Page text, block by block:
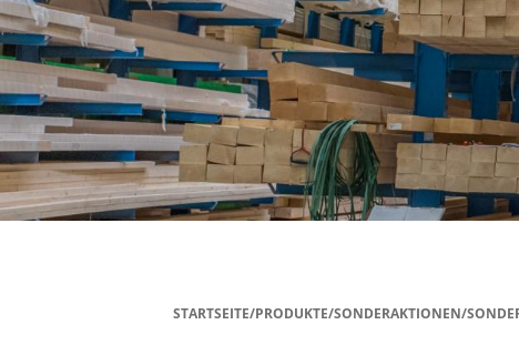
STARTSEITE/PRODUKTE/SONDERAKTIONEN/